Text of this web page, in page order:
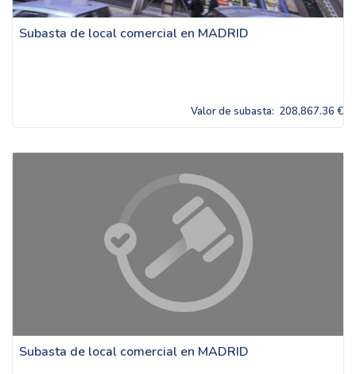
Subasta de local comercial en MADRID
Valor de subasta: 208,867.36 €
Subasta de local comercial en MADRID